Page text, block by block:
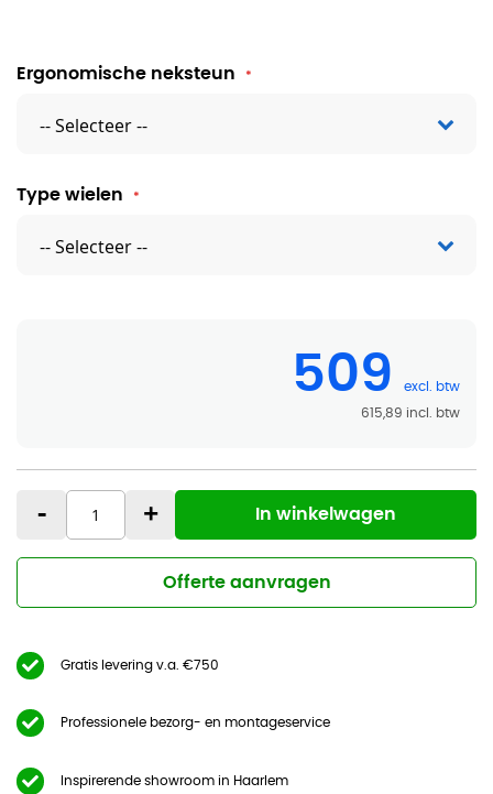
Ergonomische neksteun
Type wielen
509
615,89
- + In winkelwagen
Offerte aanvragen
Gratis levering v.a. €750
Professionele bezorg- en montageservice
Inspirerende showroom in Haarlem